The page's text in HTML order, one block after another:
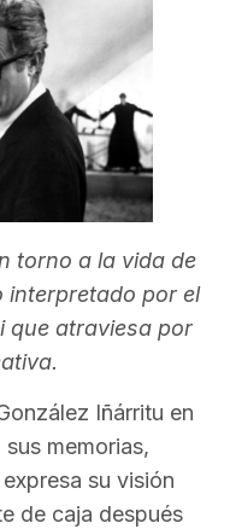
torno a la vida de
interpretado por el
que atraviesa por
Iñárritu en
memorias,
su visión
de caja después